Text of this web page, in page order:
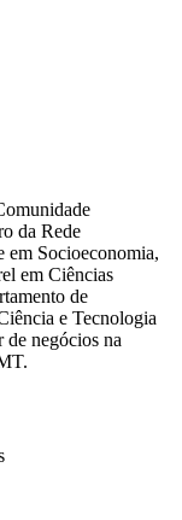
da Rede
em Socioeconomia,
em Ciências
de
e Tecnologia
negócios na